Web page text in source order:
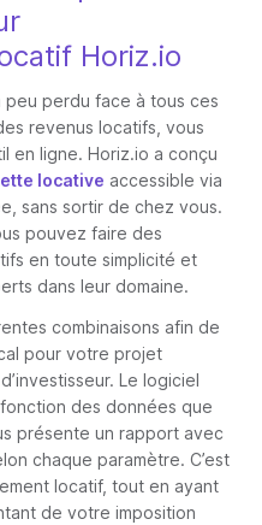
Horiz.io
perdu face à tous ces
revenus locatifs, vous
en ligne. Horiz.io a conçu
locative accessible via
sans sortir de chez vous.
pouvez faire des
en toute simplicité et
dans leur domaine.
combinaisons afin de
pour votre projet
Le logiciel
des données que
présente un rapport avec
chaque paramètre. C’est
locatif, tout en ayant
de votre imposition